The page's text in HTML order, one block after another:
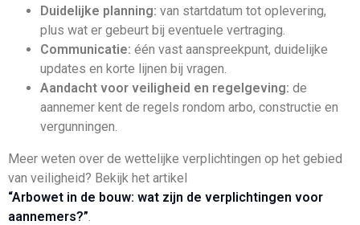
Duidelijke planning: van startdatum tot oplevering,
plus wat er gebeurt bij eventuele vertraging.
Communicatie: één vast aanspreekpunt, duidelijke
updates en korte lijnen bij vragen.
Aandacht voor veiligheid en regelgeving: de
aannemer kent de regels rondom arbo, constructie en
vergunningen.
Meer weten over de wettelijke verplichtingen op het gebied
van veiligheid? Bekijk het artikel
“Arbowet in de bouw: wat zijn de verplichtingen voor
aannemers?”.